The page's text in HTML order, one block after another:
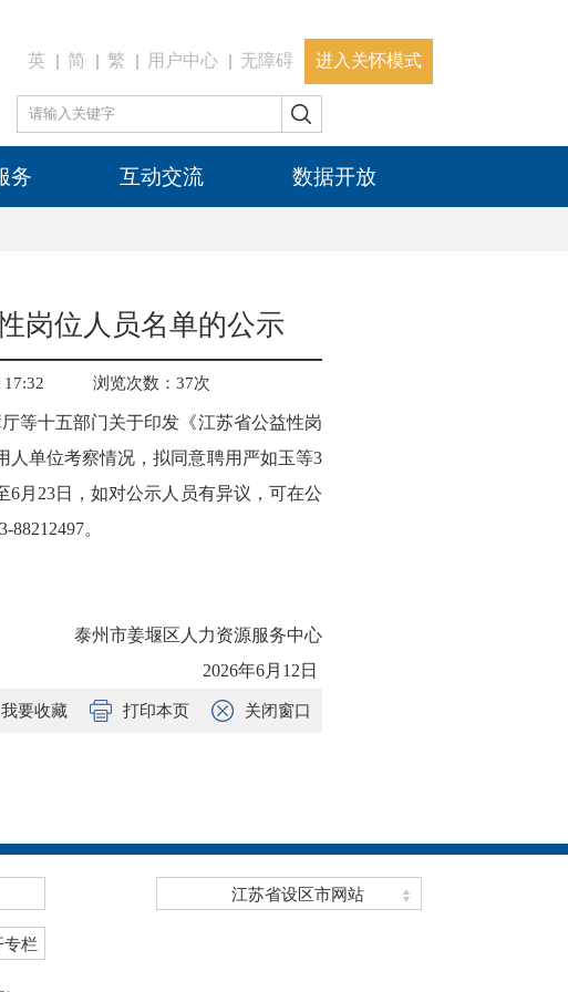
英 简 繁 用户中心 无障碍 进入关怀模式
务 互动交流 数据开放
岗位人员名单的公示
浏览次数： 37次
等十五部门关于印发《江苏省公益性岗
人单位考察情况，拟同意聘用严如玉等3
月23日，如对公示人员有异议，可在公
。
泰州市姜堰区人力资源服务中心
2026年6月12日
我要收藏 打印本页 关闭窗口
江苏省设区市网站
专栏